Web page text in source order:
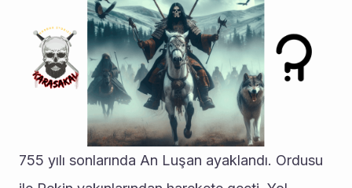
755 yılı sonlarında An Luşan ayaklandı. Ordusu